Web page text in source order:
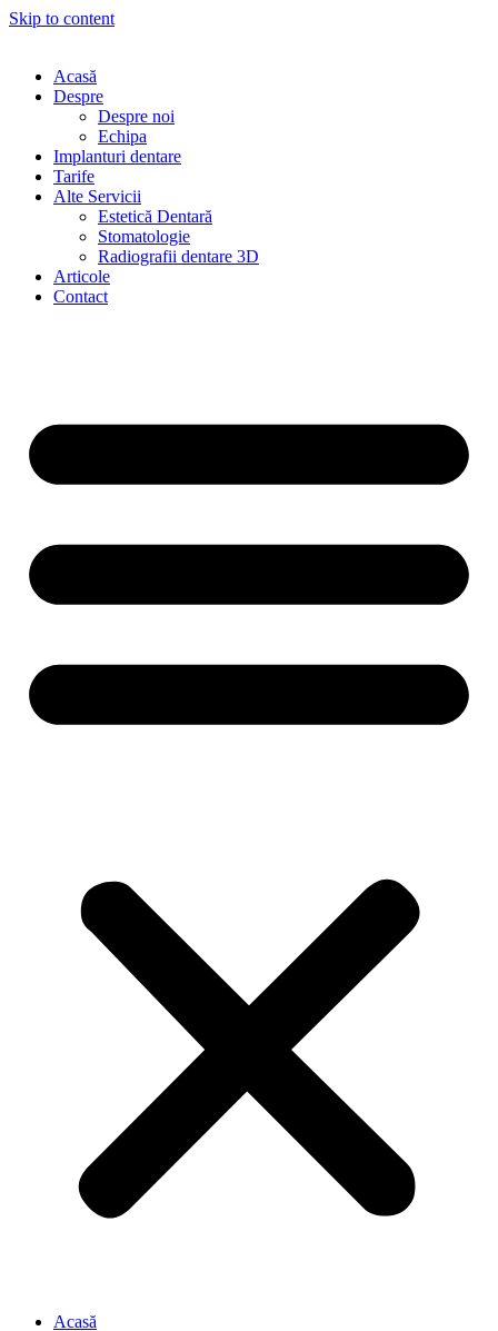
Skip to content
Acasă
Despre
Despre noi
Echipa
Implanturi dentare
Tarife
Alte Servicii
Estetică Dentară
Stomatologie
Radiografii dentare 3D
Articole
Contact
Acasă